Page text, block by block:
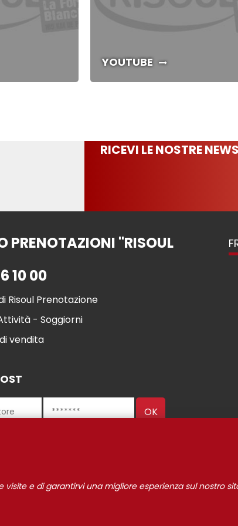
YOUTUBE
RICEVI LE NOSTRE
PRENOTAZIONI "RISOUL
10 00
Risoul Prenotazione
- Soggiorni
vendita
visite e di garantirvi una migliore esperienza sul nostro